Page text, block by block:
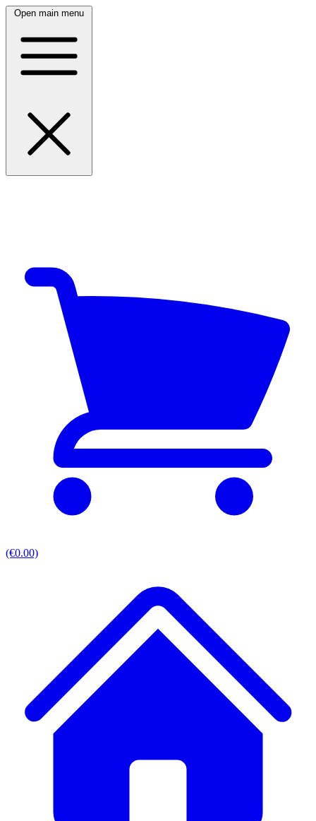
Open main menu
(€0.00)